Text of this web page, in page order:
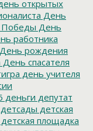
открытых
День
День
работника
День рождения
День спасателя
день учителя
деньги депутат
детсады детская
детская площадка